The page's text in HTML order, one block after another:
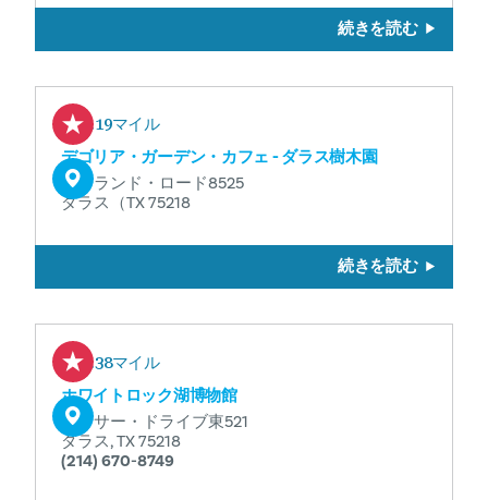
続きを読む
0.19マイル
デゴリア・ガーデン・カフェ - ダラス樹木園
ガーランド・ロード8525
ダラス（TX 75218
続きを読む
1.38マイル
ホワイトロック湖博物館
ローサー・ドライブ東521
ダラス, TX 75218
(214) 670-8749